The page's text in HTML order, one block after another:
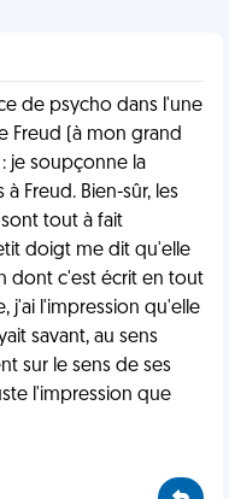
de psycho dans l'une
Freud (à mon grand
je soupçonne la
Freud. Bien-sûr, les
tout à fait
doigt me dit qu'elle
dont c'est écrit en tout
j'ai l'impression qu'elle
savant, au sens
sur le sens de ses
l'impression que